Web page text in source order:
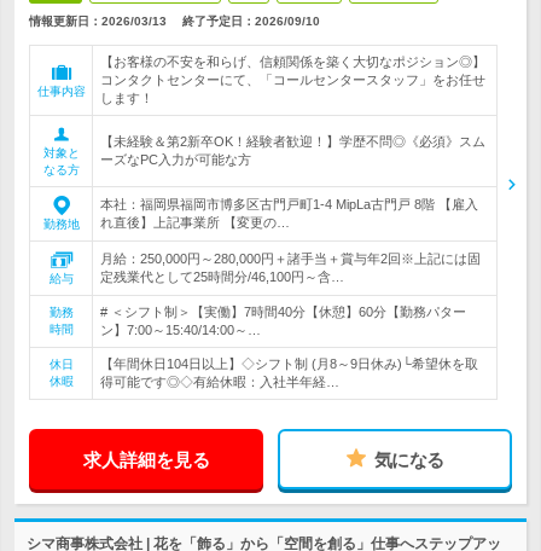
情報更新日：2026/03/13 終了予定日： 2026/09/10
仕事内容
【お客様の不安を和らげ、信頼関係を築く大切なポジション◎】
コンタクトセンターにて、「コールセンタースタッフ」をお任せ
します！
対象と
なる方
【未経験＆第2新卒OK！経験者歓迎！】学歴不問◎《必須》スム
ーズなPC入力が可能な方
勤務地
本社：福岡県福岡市博多区古門戸町1-4 MipLa古門戸 8階 【雇入
れ直後】上記事業所 【変更の…
給与
月給：250,000円～280,000円＋諸手当＋賞与年2回※上記には固
定残業代として25時間分/46,100円～含…
勤務
時間
# ＜シフト制＞【実働】7時間40分【休憩】60分【勤務パター
ン】7:00～15:40/14:00～…
休日
休暇
【年間休日104日以上】◇シフト制 (月8～9日休み)└希望休を取
得可能です◎◇有給休暇：入社半年経…
求人詳細を見る 気になる
シマ商事株式会社 | 花を「飾る」から「空間を創る」仕事へステップアッ